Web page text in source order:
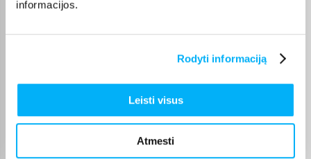
informacijos.
Rodyti informaciją
Leisti visus
Atmesti
Pigus pasiūlymas
Žydrūnas K.